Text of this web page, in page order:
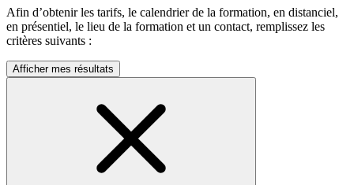
Afin d’obtenir les tarifs, le calendrier de la formation, en distanciel,
en présentiel, le lieu de la formation et un contact, remplissez les
critères suivants :
Afficher mes résultats